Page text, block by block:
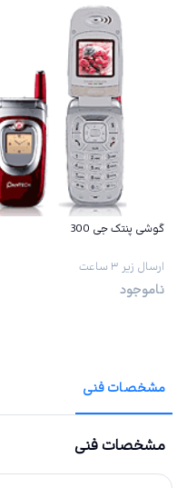
گوشی پنتک جی 300
ارسال زیر ۳ ساعت
ناموجود
مشخصات فنی
مشخصات فنی